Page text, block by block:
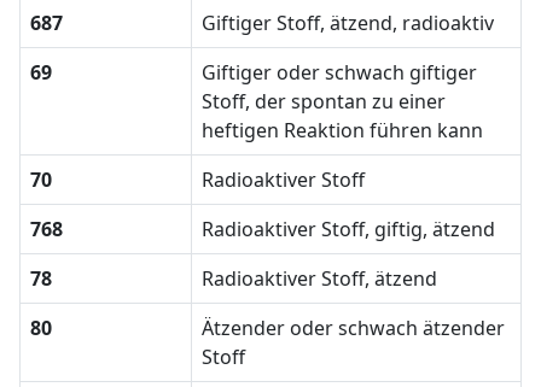
687
Giftiger Stoff, ätzend, radioaktiv
69
Giftiger oder schwach giftiger
Stoff, der spontan zu einer
heftigen Reaktion führen kann
70
Radioaktiver Stoff
768
Radioaktiver Stoff, giftig, ätzend
78
Radioaktiver Stoff, ätzend
80
Ätzender oder schwach ätzender
Stoff